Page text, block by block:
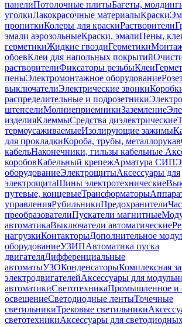
панелиПотолочные плитыБагеты,
уголкиЛакокрасочные материалыКраски
пропиткиКолеры для краскиРастворители
эмали аэрозольныеКраски, эмалиПены,
герметикиЖидкие гвоздиГерметики
обоевКлеи для напольных покрытий
растворителиФиксаторы резьбыКлеи
пеныЭлектромонтажное оборудование
выключателиЭлектрические звонки
распределительные и подрозетники
штепселиМолниеприемникиЗаземление
изделияКлеммыСредства диэлектрические
термоусаживаемыеИзолирующие зажимы
для прокладкиКороба, трубы, металлорукав
кабельНаконечники, гильзы кабельные
коробовКабельный крепежАрматура СИП
оборудованиеЭлектрощитыАксессуары для
электрощитаШины электротехнические
путевые, концевыеТрансформаторы
управленияРубильникиПредохранители
преобразователиПускатели магнитные
автоматикаВыключатели автоматические
нагрузкиКонтакторыДополнительное
оборудованиеУЗИПАвтоматика пуска
двигателяДифференциальные
автоматыУЗОКонденсаторыКомплексная
электродвигателейАксессуары для
автоматикиСветотехникаПромышленное и
освещениеСветодиодные лентыТочечные
светильникиТрековые светильники
светотехникиАксессуары для